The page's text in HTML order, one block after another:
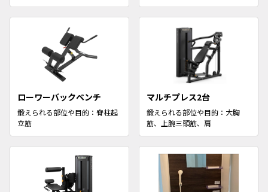
ローワーバックベンチ
鍛えられる部位や目的：脊柱起
立筋
マルチプレス2台
鍛えられる部位や目的：大胸
筋、上腕三頭筋、肩